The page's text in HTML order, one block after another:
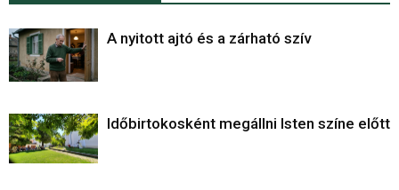
A nyitott ajtó és a zárható szív
Időbirtokosként megállni Isten színe előtt